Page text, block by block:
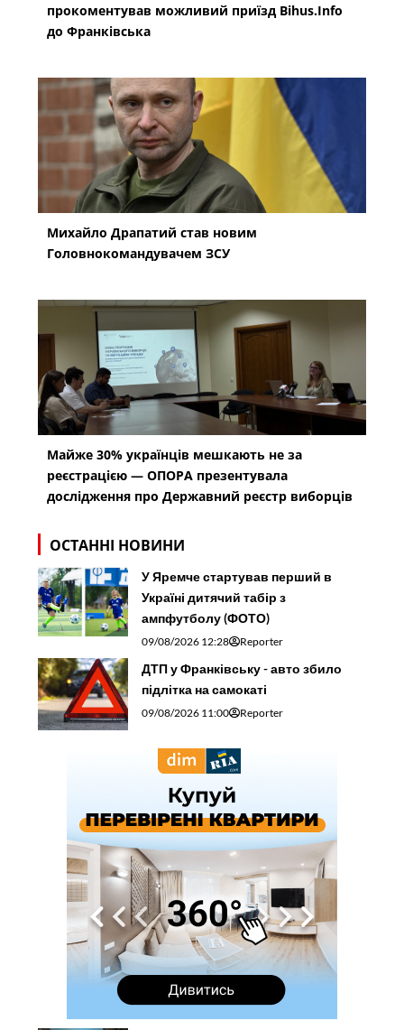
прокоментував можливий приїзд Bihus.Info
до Франківська
Михайло Драпатий став новим
Головнокомандувачем ЗСУ
Майже 30% українців мешкають не за
реєстрацією — ОПОРА презентувала
дослідження про Державний реєстр виборців
ОСТАННІ НОВИНИ
У Яремче стартував перший в
Україні дитячий табір з
ампфутболу (ФОТО)
09/08/2026 12:28 Reporter
ДТП у Франківську - авто збило
підлітка на самокаті
09/08/2026 11:00 Reporter